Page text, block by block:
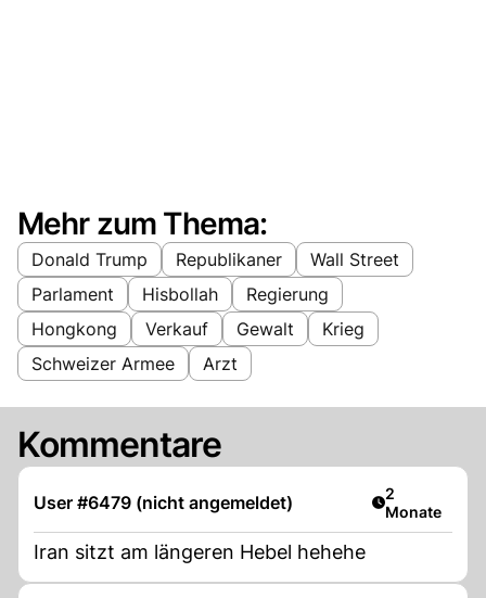
Mehr zum Thema:
Donald Trump Republikaner
Wall Street
Parlament
Hisbollah
Regierung
Hongkong
Verkauf Gewalt
Krieg
Schweizer Armee
Arzt
Kommentare
User #6479 (nicht angemeldet) Artikel
2
Monate
Iran sitzt am längeren Hebel hehehe